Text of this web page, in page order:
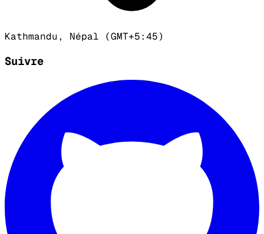
Kathmandu, Népal (GMT+5:45)
Suivre